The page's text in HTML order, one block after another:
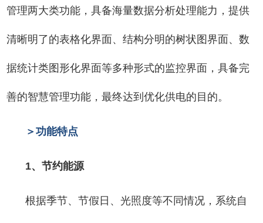
管理两大类功能，具备海量数据分析处理能力，提供
清晰明了的表格化界面、结构分明的树状图界面、数
据统计类图形化界面等多种形式的监控界面，具备完
善的智慧管理功能，最终达到优化供电的目的。
＞功能特点
1、节约能源
根据季节、节假日、光照度等不同情况，系统自